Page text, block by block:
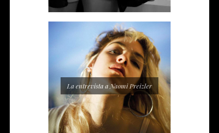
La entrevista a Naomi Preizler